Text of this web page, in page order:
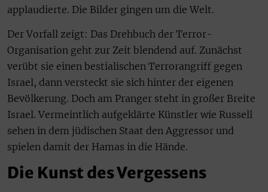
applaudierte. Die Bilder gingen um die Welt.
Der Vorfall zeigt: Das Drehbuch der Terror-
Organisation geht zur Zeit blendend auf. Zunächst
verübt sie einen bestialischen Terrorangriff gegen
Israel, dann versteckt sie sich hinter der eigenen
Bevölkerung. Doch am Pranger steht in großer Breite
Israel. Vermeintlich aufgeklärte Künstler wie Russell
sehen in dem jüdischen Staat den Aggressor und
spielen damit der Hamas in die Hände.
Die Kunst des Vergessens